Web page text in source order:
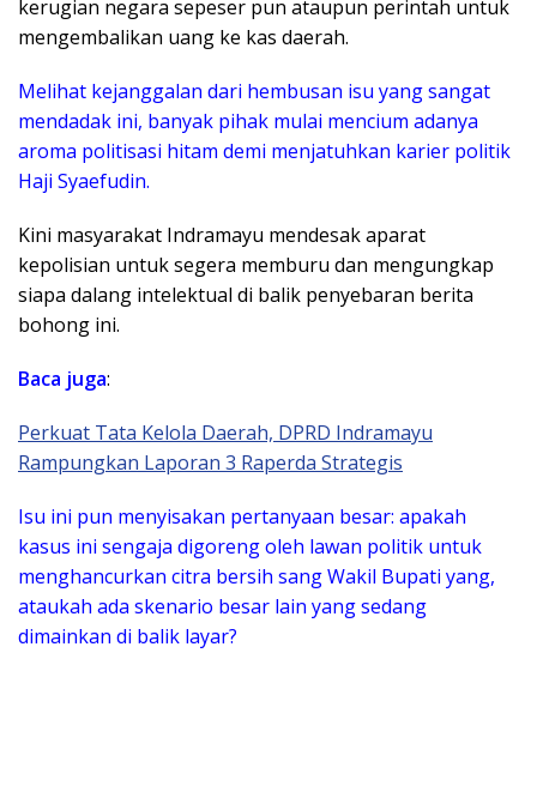
kerugian negara sepeser pun ataupun perintah untuk
mengembalikan uang ke kas daerah.
​Melihat kejanggalan dari hembusan isu yang sangat
mendadak ini, banyak pihak mulai mencium adanya
aroma politisasi hitam demi menjatuhkan karier politik
Haji Syaefudin.
Kini masyarakat Indramayu mendesak aparat
kepolisian untuk segera memburu dan mengungkap
siapa dalang intelektual di balik penyebaran berita
bohong ini.
Baca juga:
Perkuat Tata Kelola Daerah, DPRD Indramayu
Rampungkan Laporan 3 Raperda Strategis
Isu ini pun menyisakan pertanyaan besar: apakah
kasus ini sengaja digoreng oleh lawan politik untuk
menghancurkan citra bersih sang Wakil Bupati yang,
ataukah ada skenario besar lain yang sedang
dimainkan di balik layar?